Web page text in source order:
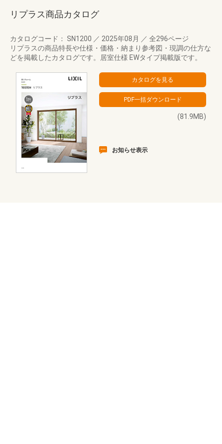
リプラス商品カタログ
カタログコード： SN1200 ／ 2025年08月 ／ 全296ページ
リプラスの商品特長や仕様・価格・納まり参考図・現調の仕方な
どを掲載したカタログです。居室仕様 EWタイプ掲載版です。
(81.9MB)
お知らせ表示